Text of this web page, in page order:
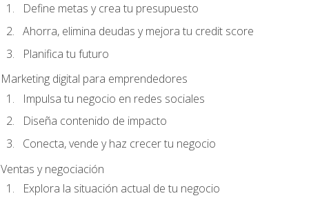
Define metas y crea tu presupuesto
Ahorra, elimina deudas y mejora tu credit score
Planifica tu futuro
Marketing digital para emprendedores
Impulsa tu negocio en redes sociales
Diseña contenido de impacto
Conecta, vende y haz crecer tu negocio
Ventas y negociación
Explora la situación actual de tu negocio